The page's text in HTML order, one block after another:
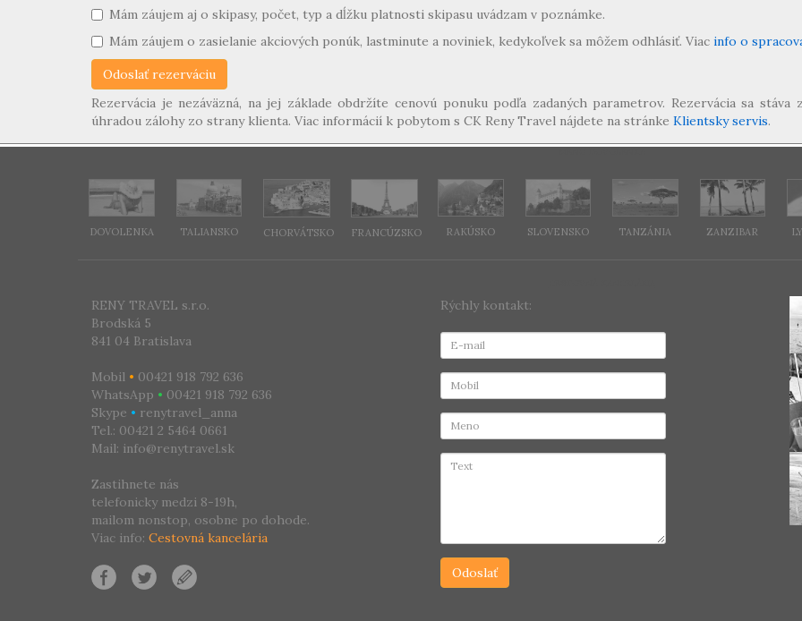
Mám záujem aj o skipasy, počet, typ a dĺžku platnosti skipasu uvádzam v poznámke.
Mám záujem o zasielanie akciových ponúk, lastminute a noviniek, kedykoľvek sa môžem odhlásiť. Viac info o
Rezervácia je nezáväzná, na jej základe obdržíte cenovú ponuku podľa zadaných parametrov. Rezervácia sa
úhradou zálohy zo strany klienta. Viac informácií k pobytom s CK Reny Travel nájdete na stránke Klientsky servis.
DOVOLENKA TALIANSKO CHORVÁTSKO FRANCÚZSKO RAKÚSKO SLOVENSKO TANZÁNIA ZANZIBAR
RENY TRAVEL s.r.o.
Brodská 5
841 04 Bratislava
Mobil • 00421 918 792 636
WhatsApp • 00421 918 792 636
Skype • renytravel_anna
Tel.: 00421 2 5464 0661
Mail: info@renytravel.sk
Zastihnete nás
telefonicky medzi 8-19h,
mailom nonstop, osobne po dohode.
Viac info: Cestovná kancelária
Rýchly kontakt: